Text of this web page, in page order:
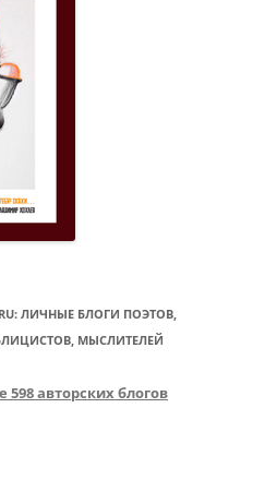
ЛИЧНЫЕ БЛОГИ ПОЭТОВ,
МЫСЛИТЕЛЕЙ
598 авторских блогов